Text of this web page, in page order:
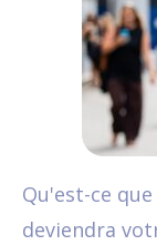
Qu'est-ce
deviendra